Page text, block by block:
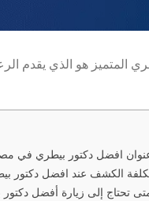
هو الذي يقدم
افضل دكتور بيطري في
الكشف عند افضل دكتور
تحتاج إلى زيارة أفضل